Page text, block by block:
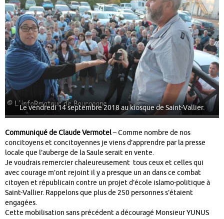
Le vendredi 14 septembre 2018 au kiosque de Saint-Vallier.
Communiqué de Claude Vermotel– Comme nombre de nos
concitoyens et concitoyennes je viens d’apprendre par la presse
locale que l’auberge de la Saule serait en vente.
Je voudrais remercier chaleureusement tous ceux et celles qui
avec courage m’ont rejoint il y a presque un an dans ce combat
citoyen et républicain contre un projet d’école islamo-politique à
Saint-Vallier. Rappelons que plus de 250 personnes s’étaient
engagées.
Cette mobilisation sans précédent a découragé Monsieur YUNUS